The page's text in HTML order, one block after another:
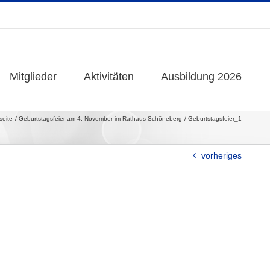
Mitglieder Aktivitäten Ausbildung 2026
Mitglieder Aktivitäten Ausbildung 2026
Geburtstagsfeier am 4. November im Rathaus Schöneberg Geburtstagsfeier_1
vorheriges